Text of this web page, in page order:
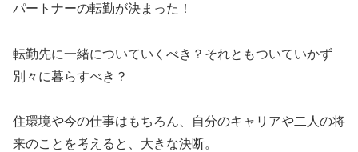
パートナーの転勤が決まった！
転勤先に一緒についていくべき？それともついていかず
別々に暮らすべき？
住環境や今の仕事はもちろん、自分のキャリアや二人の将
来のことを考えると、大きな決断。